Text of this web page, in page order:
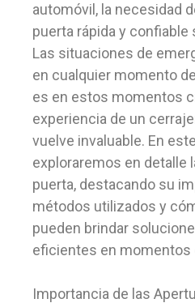
automóvil, la necesidad
puerta rápida y confiable
Las situaciones de
en cualquier momento
es en estos momentos
experiencia de un
vuelve invaluable. En
exploraremos en detalle
puerta, destacando su
métodos utilizados y
pueden brindar
eficientes en momentos
Importancia de las